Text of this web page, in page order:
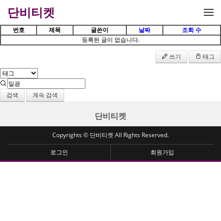
단비티켓
번호 제목 글쓴이 날짜
조회 수
등록된 글이 없습니다.
쓰기
태그
검색 계속 검색
단비티켓
Copyrights © 단비티켓 All Rights Reserved.
로그인 회원가입